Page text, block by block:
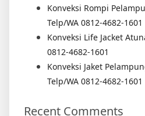
Konveksi Rompi
Telp/WA 0812-4682-1601
Konveksi Life Jacket
0812-4682-1601
Konveksi Jaket
Telp/WA 0812-4682-1601
Recent Comments